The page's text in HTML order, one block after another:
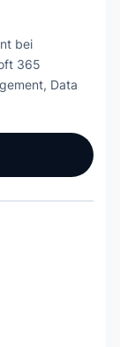
bei
365
Data